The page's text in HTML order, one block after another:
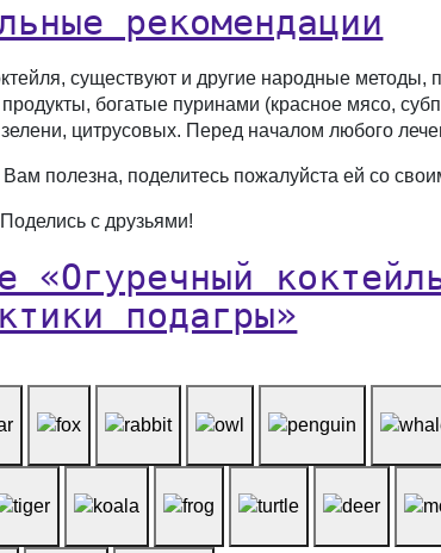
рекомендации
существуют и другие народные
продукты, богатые пуринами (красное мясо,
цитрусовых. Перед началом любого
полезна, поделитесь пожалуйста ей со
с друзьями!
«Огуречный
подагры»